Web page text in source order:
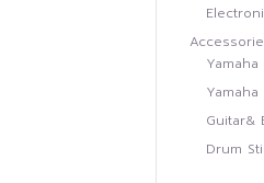
Guitar&
Drum